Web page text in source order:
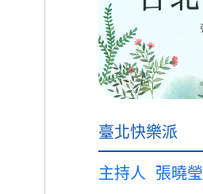
臺北快樂派
主持人 張曉瑩